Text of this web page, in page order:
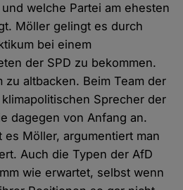
welche Partei am ehesten
Möller gelingt es durch
bei einem
der SPD zu bekommen.
zu altbacken. Beim Team der
Sprecher der
dagegen von Anfang an.
Möller, argumentiert man
Auch die Typen der AfD
wie erwartet, selbst wenn